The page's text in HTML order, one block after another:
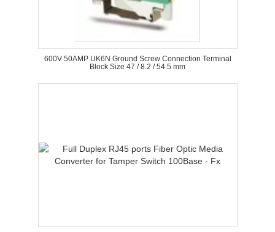
600V 50AMP UK6N Ground Screw Connection Terminal
Block Size 47 / 8.2 / 54.5 mm